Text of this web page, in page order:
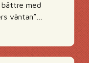
bättre med
väntan”…